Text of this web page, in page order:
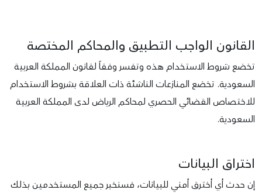
القانون الواجب التطبيق والمحاكم المختصة
تخضع شروط الاستخدام هذه وتفسر وفقاً لقانون المملكة العربية
السعودية. تخضع المنازعات الناشئة ذات العلاقة بشروط الاستخدام
للاختصاص القضائي الحصري لمحاكم الرياض لدى المملكة العربية
السعودية.
اختراق البيانات
إن حدث أي أخترق أمني للبيانات، فسنخبر جميع المستخدمين بذلك